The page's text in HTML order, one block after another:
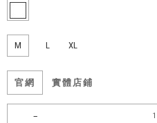
M L XL
官網 實體店鋪